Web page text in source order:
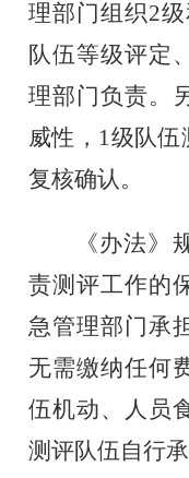
理部门组织2级
队伍等级评定
理部门负责。
威性， 1 级队伍
复核确认。
《办法》
责测评工作的
急管理部门承
无需缴纳任何
伍机动、人员
测评队伍自行承